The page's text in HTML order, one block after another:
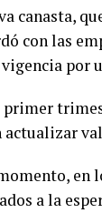
canasta,
con las
por
primer
actualizar
en
a la